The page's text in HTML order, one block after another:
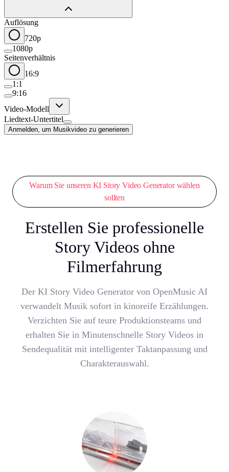
Auflösung
720p
1080p
Seitenverhältnis
16:9
1:1
9:16
Video-Modell
Liedtext-Untertitel
Anmelden, um Musikvideo zu generieren
Warum Sie unseren KI Story Video Generator wählen
sollten
Erstellen Sie professionelle
Story Videos ohne
Filmerfahrung
Der KI Story Video Generator von OpenMusic AI
verwandelt Musik sofort in kinoreife Erzählungen.
Verzichten Sie auf teure Produktionsteams und
erhalten Sie in Minutenschnelle Story Videos in
Sendequalität mit intelligenter Taktanpassung und
Charakterauswahl.